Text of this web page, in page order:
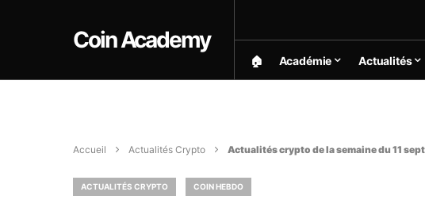
Coin Academy
🏠︎ Académie Actualités
Accueil Actualités Crypto Actualités crypto de la semaine du 11
ACTUALITÉS CRYPTO COIN HEBDO